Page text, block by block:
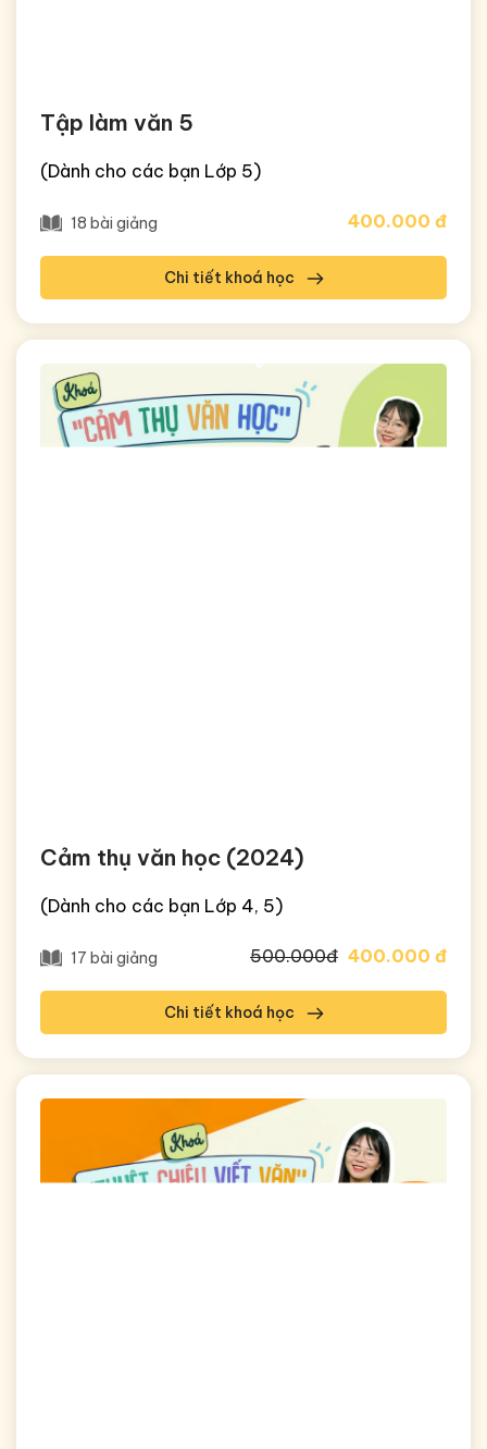
Tập làm văn 5
(Dành cho các bạn Lớp 5)
18 bài giảng 400.000 đ
Chi tiết khoá học
Cảm thụ văn học (2024)
(Dành cho các bạn Lớp 4, 5)
17 bài giảng 500.000đ 400.000 đ
Chi tiết khoá học